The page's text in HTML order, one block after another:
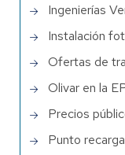
Ingenierías
Instalación
Ofertas de
Olivar en la
Precios
Punto